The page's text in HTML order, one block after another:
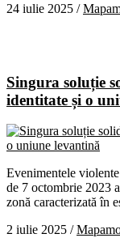
24 iulie 2025 /
Singura soluție
identitate și o
Evenimentele
de 7 octombrie 2023
zonă caracterizată în
2 iulie 2025 /